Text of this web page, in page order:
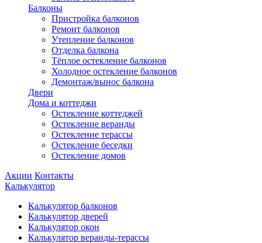
Балконы
Пристройка балконов
Ремонт балконов
Утепление балконов
Отделка балкона
Тёплое остекление балконов
Холодное остекление балконов
Демонтаж/вынос балкона
Двери
Дома и коттеджи
Остекление коттеджей
Остекление веранды
Остекление терассы
Остекление беседки
Остекление домов
Акции Контакты
Калькулятор
Калькулятор балконов
Калькулятор дверей
Калькулятор окон
Калькулятор веранды-терассы